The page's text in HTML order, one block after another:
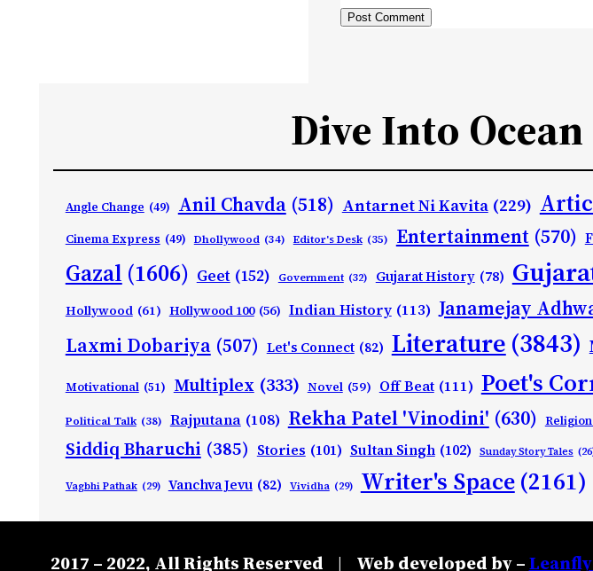
Dive Into
Angle Change (49) Anil Chavda (518) Antarnet Ni Kavita (229)
Cinema Express (49) Dhollywood (34) Editor's Desk (35) Entertainment (570)
Gazal (1606) Geet (152) Government (32) Gujarat History (78)
Hollywood (61) Hollywood 100 (56) Indian History (113) Janamejay
Laxmi Dobariya (507) Let's Connect (82) Literature (3843)
Motivational (51) Multiplex (333) Novel (59) Off Beat (111) Poet's
Political Talk (38) Rajputana (108) Rekha Patel 'Vinodini' (630)
Siddiq Bharuchi (385) Stories (101) Sultan Singh (102) Sunday Story Tales
Vagbhi Pathak (29) Vanchva Jevu (82) Vividha (29) Writer's Space (2161)
2017 – 2022, All Rights Reserved | Web developed by –